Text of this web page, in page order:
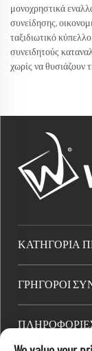
μονοχρηστικά
συνείδησης,
ταξιδιωτικό
συνειδητούς
χωρίς να θυσιάζουν
ΚΑΤΗΓΟΡΊΑ
ΓΡΉΓΟΡΟΙ